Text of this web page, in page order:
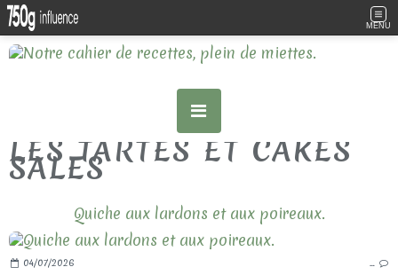
MENU
LES TARTES ET CAKES
SALES
Quiche aux lardons et aux poireaux.
04/07/2026 …